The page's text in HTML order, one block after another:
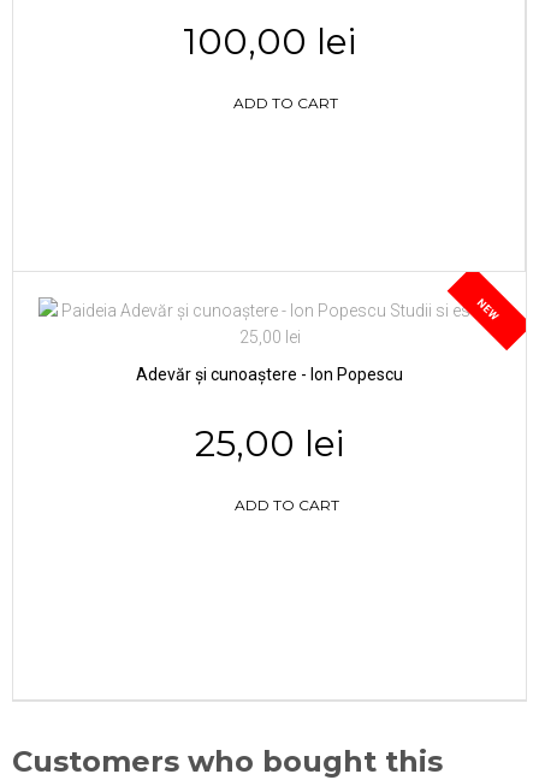
100,00 lei
ADD TO CART
NEW
Adevăr și cunoaștere - Ion Popescu
25,00 lei
ADD TO CART
Customers who bought this